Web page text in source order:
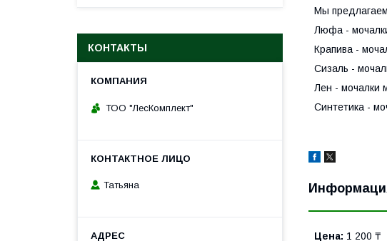
Мы
Люфа -
Крапива -
Сизаль -
Лен - мочалки
Синтетика -
Цена: 1 200 ₸
КОНТАКТЫ
ТОО "ЛесКомплект"
Татьяна